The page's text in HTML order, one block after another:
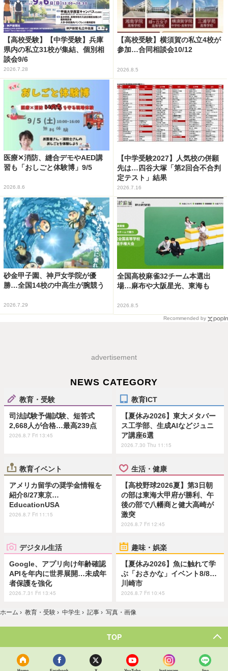
【高校受験】【中学受験】兵庫
県内の私立31校が集結、個別相
談会9/6
2026.7.28
【高校受験】横須賀の私立4校が
参加…合同相談会10/12
2026.8.5
医療✕消防、縫合デモやAED講
習も「おしごと体験博」9/5
2026.8.6
【中学受験2027】人気校の併願
先は…四谷大塚「第2回合不合判
定テスト」結果
2026.7.16
砂金甲子園、神戸女学院が優
勝…全国14校の中高生が腕競う
2026.7.29
全国高校麻雀32チーム本選出
場…麻布や大阪星光、東海も
2026.8.5
Recommended by
advertisement
NEWS CATEGORY
教育・受験
司法試験予備試験、短答式
2,668人が合格…最高239点
2026.8.7 Fri 13:45
教育ICT
【夏休み2026】東大メタバー
ス工学部、生成AIなどジュニ
ア講座6選
2026.7.30 Thu 11:15
教育イベント
アメリカ留学の奨学金情報を
紹介8/27東京…
EducationUSA
2026.8.7 Fri 11:15
生活・健康
【高校野球2026夏】第3日朝
の部は東海大甲府が勝利、午
後の部で八幡商と健大高崎が
激突
2026.8.7 Fri 12:45
デジタル生活
Google、アプリ向け年齢確認
APIを年内に世界展開…未成年
者保護を強化
2026.7.31 Fri 13:45
趣味・娯楽
【夏休み2026】魚に触れて学
ぶ「おさかな」イベント8/8…
川崎市
2026.8.7 Fri 10:45
ホーム › 教育・受験 › 中学生 › 記事 › 写真・画像
TOP